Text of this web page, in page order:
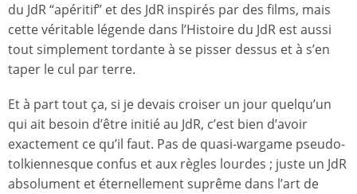
du JdR “apéritif” et des JdR inspirés par des films, mais
cette véritable légende dans l’Histoire du JdR est aussi
tout simplement tordante à se pisser dessus et à s’en
taper le cul par terre.
Et à part tout ça, si je devais croiser un jour quelqu’un
qui ait besoin d’être initié au JdR, c’est bien d’avoir
exactement ce qu’il faut. Pas de quasi-wargame pseudo-
tolkiennesque confus et aux règles lourdes ; juste un JdR
absolument et éternellement suprême dans l’art de